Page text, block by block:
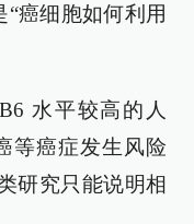
癌细胞如何利用
水平较高的人
等癌症发生风险
研究只能说明相